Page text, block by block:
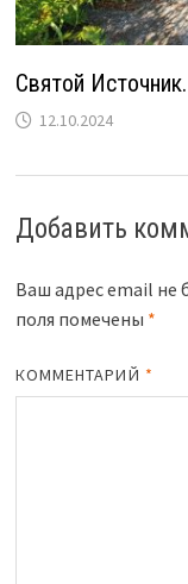
Святой
12.10.2024
Добавить
Ваш адрес email не
поля помечены *
КОММЕНТАРИЙ *